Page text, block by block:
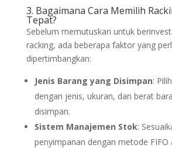
3. Bagaimana Cara Memilih
Tepat?
Sebelum memutuskan untuk
racking, ada beberapa faktor yang
dipertimbangkan:
Jenis Barang yang Disimpan:
dengan jenis, ukuran, dan berat
disimpan.
Sistem Manajemen Stok:
penyimpanan dengan metode FIFO